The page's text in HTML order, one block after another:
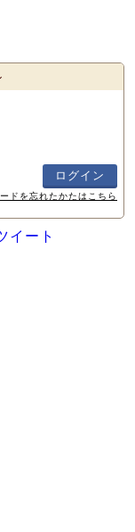
ドを忘れたかたはこちら
イート